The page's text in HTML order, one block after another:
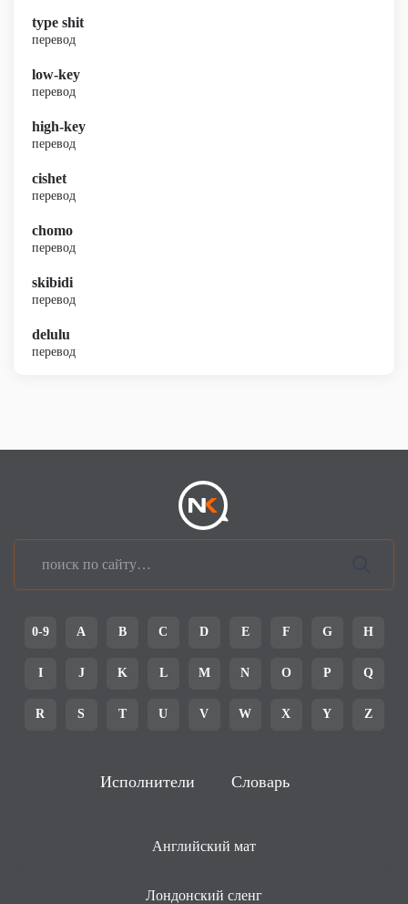
type shit
перевод
low-key
перевод
high-key
перевод
cishet
перевод
chomo
перевод
skibidi
перевод
delulu
перевод
0-9 A B C D E F G H
I J K L M N O P Q
R S T U V W X Y Z
Исполнители Словарь
Английский мат
Лондонский сленг